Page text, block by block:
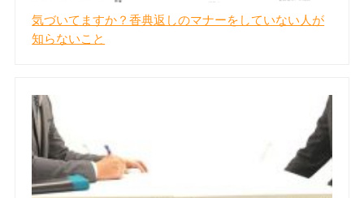
気づいてますか？香典返しのマナーをしていない人が
知らないこと